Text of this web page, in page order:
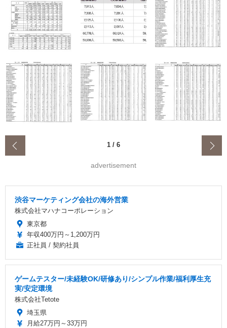
1 / 6
advertisement
渋谷マーケティング会社の海外営業
株式会社マハナコーポレーション
東京都
年収400万円～1,200万円
正社員 / 契約社員
ゲームテスター/未経験OK/研修あり/シンプル作業/福利厚生充
実/安定環境
株式会社Tetote
埼玉県
月給27万円～33万円